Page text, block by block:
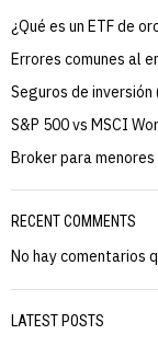
¿Qué es un ETF de
Errores comunes al
Seguros de inversión
S&P 500 vs MSCI
Broker para
RECENT COMMENTS
No hay comentarios
LATEST POSTS